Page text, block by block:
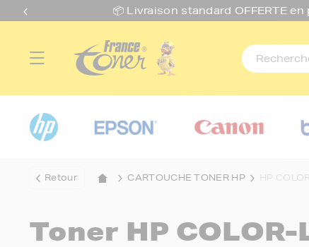
📦 Livraison standard OFFERTE en
Retour CARTOUCHE TONER HP HP
Toner HP